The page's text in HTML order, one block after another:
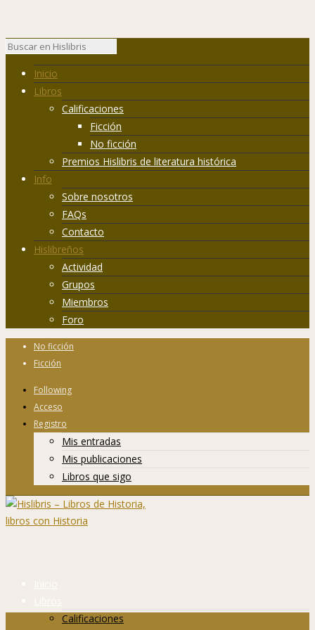
Inicio
Libros
Calificaciones
Ficción
No ficción
Premios Hislibris de literatura histórica
Info
Sobre nosotros
FAQs
Contacto
Hislibreños
Actividad
Grupos
Miembros
Foro
No ficción
Ficción
Following
Acceso
Registro
Mis entradas
Mis publicaciones
Libros que sigo
Inicio
Libros
Calificaciones